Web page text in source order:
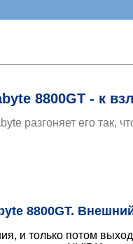
8800GT - к
разгоняет его так,
8800GT.
и только потом